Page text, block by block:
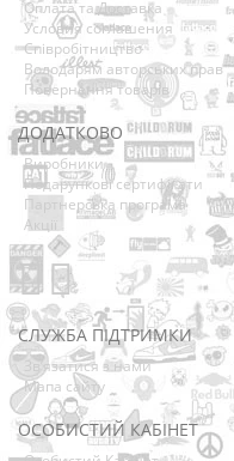
Оплата та Доставка
Условия соглашения
Співробітництво
Володарям авторських прав
Повернення товарів
ДОДАТКОВО
Виробники
Подарункові сертифікати
Партнерська програма
Акції
СЛУЖБА ПІДТРИМКИ
Зв’язатися з нами
Мапа сайту
ОСОБИСТИЙ КАБІНЕТ